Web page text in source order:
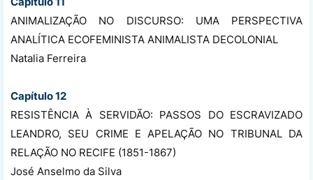
ANIMALIZAÇÃO NO DISCURSO: UMA PERSPECTIVA
ANALÍTICA ECOFEMINISTA ANIMALISTA DECOLONIAL
Natalia Ferreira
Capítulo 12
RESISTÊNCIA À SERVIDÃO: PASSOS DO ESCRAVIZADO
LEANDRO, SEU CRIME E APELAÇÃO NO TRIBUNAL DA
RELAÇÃO NO RECIFE (1851-1867)
José Anselmo da Silva